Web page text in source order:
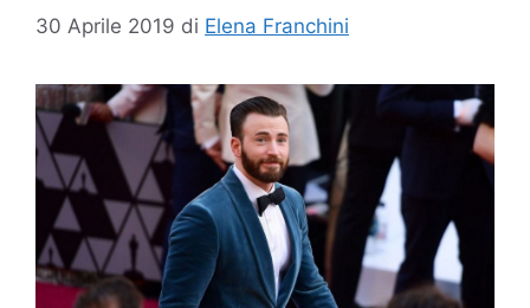
30 Aprile 2019 di Elena Franchini